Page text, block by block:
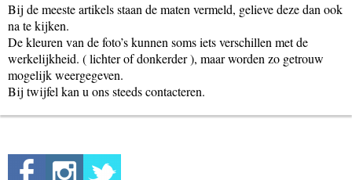
Bij de meeste artikels staan de maten vermeld, gelieve deze dan ook
na te kijken.
De kleuren van de foto’s kunnen soms iets verschillen met de
werkelijkheid. ( lichter of donkerder ), maar worden zo getrouw
mogelijk weergegeven.
Bij twijfel kan u ons steeds contacteren.